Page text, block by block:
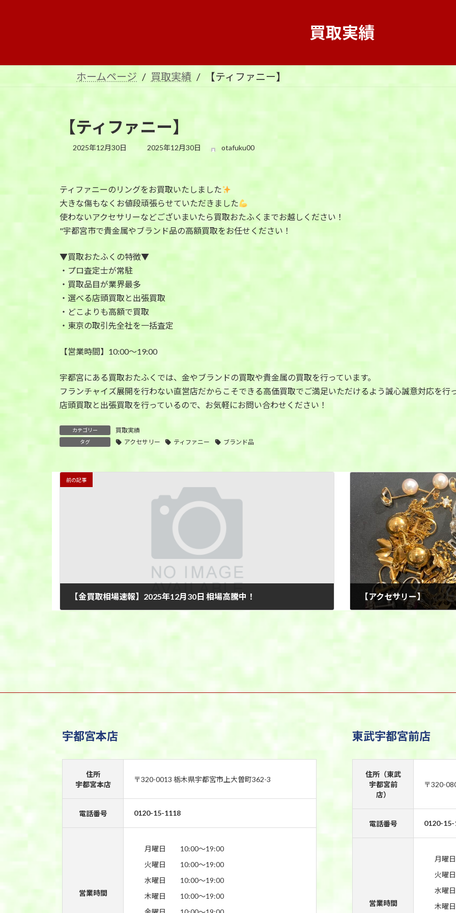
へ
ョ
買取実績
ホームページ 買取実績 【ティファニー】
【ティファニー】
2025年12月30日
最
日
時
:
2025年12月30日 otafuku00
ティファニーのリングをお買取いたしました
大きな傷もなくお値段頑張らせていただきました
使わないアクセサリーなどございまいたら買取おたふくまでお越しください！
"宇都宮市で貴金属やブランド品の高額買取をお任せください！
▼買取おたふくの特徴▼
・プロ査定士が常駐
・買取品目が業界最多
・選べる店頭買取と出張買取
・どこよりも高額で買取
・東京の取引先全社を一括査定
【営業時間】10:00〜19:00
宇都宮にある買取おたふくでは、金やブランドの買取や貴金属の買取を行っています。
フランチャイズ展開を行わない直営店だからこそできる高価買取でご満足いただけるよう誠心誠意対応を行
店頭買取と出張買取を行っているので、お気軽にお問い合わせください！
カテゴリー 買取実績
タグ アクセサリー ティファニー ブランド品
前の記事
【金買取相場速報】2025年12月30日 相場高騰中！ 【アクセサリー】
宇都宮本店
住所
宇都宮本店
〒320-0013 栃木県宇都宮市上大曽町362-3
電話番号 0120-15-1118
営業時間
月曜日
10:00〜19:00
火曜日
10:00〜19:00
水曜日
10:00〜19:00
木曜日
10:00〜19:00
東武宇都宮前店
住所（東武
宇都宮前
店）
〒320-
電話番号 0120-15-
営業時間
月曜日
火曜日
水曜日
木曜日